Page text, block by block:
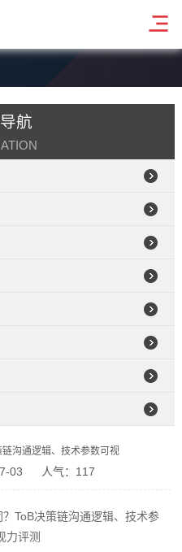
航
沟通逻辑、技术参数可视
03 人气：117
ToB决策链沟通逻辑、技术参
力评测